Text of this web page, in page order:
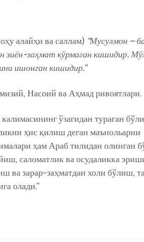
алайҳи ва саллам) “Мусулмон –
зиён-заҳмат кўрмаган кишидир.
ишонган кишидир.”
Насоий ва Аҳмад ривоятлари.
ўзагидан тураган
ҳис қилиш деган маънольарни
ҳам Араб тилидан олинган
саломатлик ва осудаликка
ва зарар-заҳматдан холи бўлиш,
олади.”